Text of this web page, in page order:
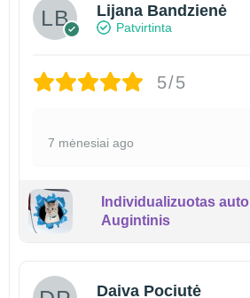
Lijana Bandzienė
Patvirtinta
5/5
7 mėnesiai ago
Individualizuotas
Augintinis
Daiva Pociutė